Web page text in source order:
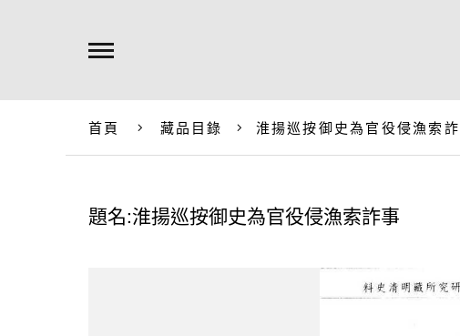
首頁 藏品目錄 淮揚巡按御史為官役侵漁索
題名:淮揚巡按御史為官役侵漁索詐事